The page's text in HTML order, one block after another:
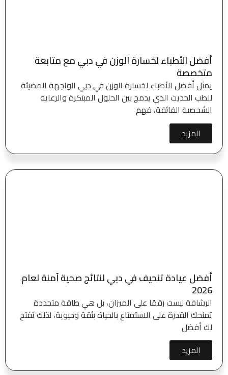
أفضل الأطباء لخسارة الوزن في دبي مع متابعة
متخصصة
يمثل أفضل الأطباء لخسارة الوزن في دبي الواجهة المضيئة
للطب الحديث الذي يدمج بين الحلول المبتكرة والرعاية
الشخصية الفائقة، فهم
المزيد
أفضل عيادة تنحيف في دبي لنتائج صحية آمنة لعام
2026
الرشاقة ليست رقمًا على الميزان، بل هي طاقة متجددة
تمنحك القدرة على الاستمتاع بالحياة بثقة وحيوية، لذلك تفتح
لك أفضل
المزيد